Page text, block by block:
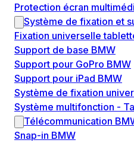
Protection écran
Système de fixation et
Fixation universelle
Support de base BMW
Support pour GoPro BMW
Support pour iPad BMW
Système de fixation
Système multifonction -
Télécommunication
Snap-in BMW